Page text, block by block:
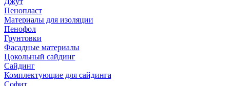
Пенопласт
Материалы для изоляции
Пенофол
Грунтовки
Фасадные материалы
Цокольный сайдинг
Сайдинг
Комплектующие для сайдинга
Софит